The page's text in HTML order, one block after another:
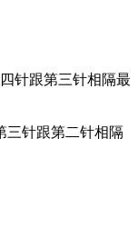
针跟第三针相隔最
三针跟第二针相隔